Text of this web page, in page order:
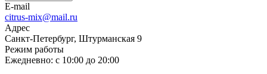
E-mail
citrus-mix@mail.ru
Адрес
Санкт-Петербург, Штурманская 9
Режим работы
Ежедневно: с 10:00 до 20:00